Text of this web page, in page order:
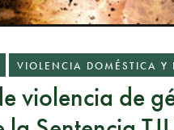
VIOLENCIA DOMÉSTICA Y
violencia de